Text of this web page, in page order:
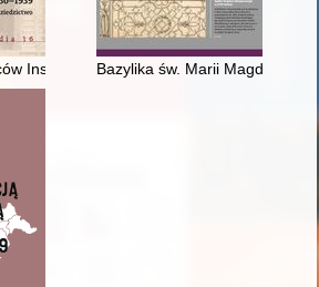
Instytutu Naukowo-Badawczego Europy
Bazylika św. Marii Magdaleny i